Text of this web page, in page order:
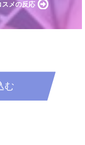
スメの反応
む